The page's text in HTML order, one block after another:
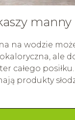
manny
na wodzie
ale
całego
produkty